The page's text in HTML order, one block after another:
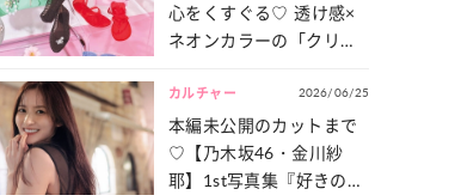
心をくすぐる♡ 透け感×
ネオンカラーの「クリア
カルチャー 2026/06/25
本編未公開のカットまで
♡【乃木坂46・金川紗
耶】1st写真集『好きのグ